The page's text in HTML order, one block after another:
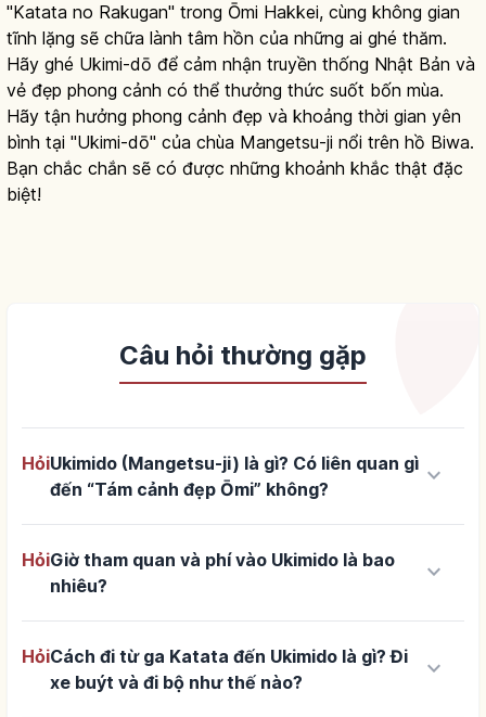
"Katata no Rakugan" trong Ōmi Hakkei, cùng không gian
tĩnh lặng sẽ chữa lành tâm hồn của những ai ghé thăm.
Hãy ghé Ukimi-dō để cảm nhận truyền thống Nhật Bản và
vẻ đẹp phong cảnh có thể thưởng thức suốt bốn mùa.
Hãy tận hưởng phong cảnh đẹp và khoảng thời gian yên
bình tại "Ukimi-dō" của chùa Mangetsu-ji nổi trên hồ Biwa.
Bạn chắc chắn sẽ có được những khoảnh khắc thật đặc
biệt!
Câu hỏi thường gặp
HỏiUkimido (Mangetsu-ji) là gì? Có liên quan gì
đến “Tám cảnh đẹp Ōmi” không?
keyboard_arrow_down
HỏiGiờ tham quan và phí vào Ukimido là bao
nhiêu?
keyboard_arrow_down
HỏiCách đi từ ga Katata đến Ukimido là gì? Đi
xe buýt và đi bộ như thế nào?
keyboard_arrow_down